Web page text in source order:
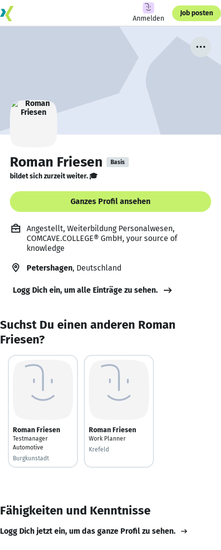
Anmelden
Job posten
Roman Friesen Basis
bildet sich zurzeit weiter. 🎓
Ganzes Profil ansehen
Angestellt, Weiterbildung Personalwesen,
COMCAVE.COLLEGE® GmbH, your source of
knowledge
Petershagen, Deutschland
Logg Dich ein, um alle Einträge zu sehen.
Suchst Du einen anderen Roman
Friesen?
Roman Friesen
Testmanager
Automotive
Burgkunstadt
Roman Friesen
Work Planner
Krefeld
Fähigkeiten und Kenntnisse
Logg Dich jetzt ein, um das ganze Profil zu sehen.